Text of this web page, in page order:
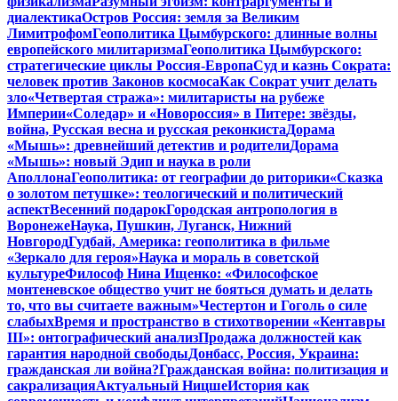
диалектикаОстров Россия: земля за Великим
ЛимитрофомГеополитика Цымбурского: длинные волны
европейского милитаризмаГеополитика Цымбурского:
стратегические циклы Россия-ЕвропаСуд и казнь Сократа:
человек против Законов космосаКак Сократ учит делать
зло«Четвертая стража»: милитаристы на рубеже
Империи«Соледар» и «Новороссия» в Питере: звёзды,
война, Русская весна и русская реконкистаДорама
«Мышь»: древнейший детектив и родителиДорама
«Мышь»: новый Эдип и наука в роли
АполлонаГеополитика: от географии до риторики«Сказка
о золотом петушке»: теологический и политический
аспектВесенний подарокГородская антропология в
ВоронежеНаука, Пушкин, Луганск, Нижний
НовгородГудбай, Америка: геополитика в фильме
«Зеркало для героя»Наука и мораль в советской
культуреФилософ Нина Ищенко: «Философское
монтеневское общество учит не бояться думать и делать
то, что вы считаете важным»Честертон и Гоголь о силе
слабыхВремя и пространство в стихотворении «Кентавры
III»: онтографический анализПродажа должностей как
гарантия народной свободыДонбасс, Россия, Украина:
гражданская ли война?Гражданская война: политизация и
сакрализацияАктуальный НицшеИстория как